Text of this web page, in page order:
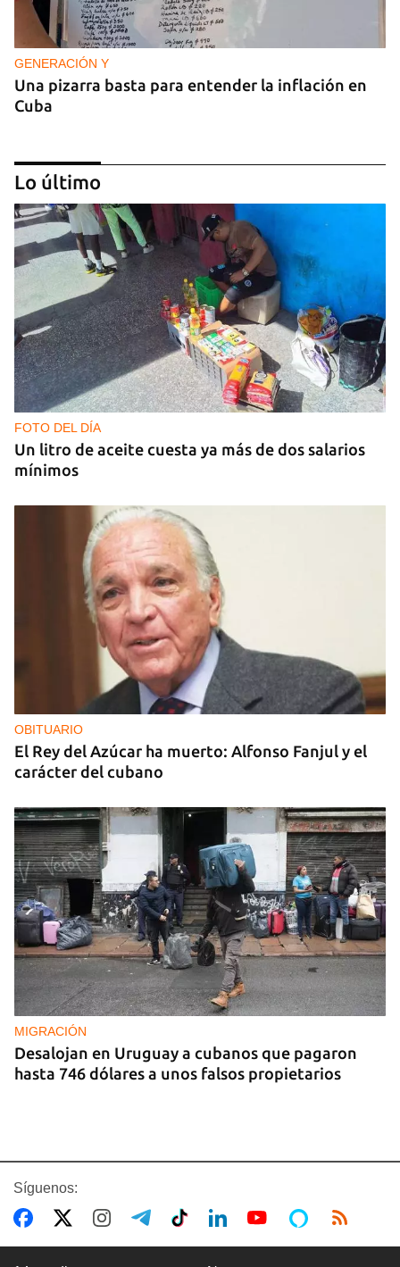
GENERACIÓN Y
Una pizarra basta para entender la inflación en
Cuba
GENERACIÓN Y
Tras un breve alumbrón se volvió a ir la luz y llegó
el cacerolazo de indignación
Lo último
FOTO DEL DÍA
Un litro de aceite cuesta ya más de dos salarios
mínimos
OBITUARIO
El Rey del Azúcar ha muerto: Alfonso Fanjul y el
carácter del cubano
MIGRACIÓN
Desalojan en Uruguay a cubanos que pagaron
hasta 746 dólares a unos falsos propietarios
Síguenos: